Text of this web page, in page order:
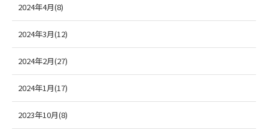
2024年4月(8)
2024年3月(12)
2024年2月(27)
2024年1月(17)
2023年10月(8)